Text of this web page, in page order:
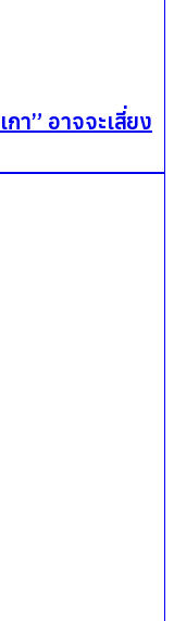
า” อาจจะเสี่ยง